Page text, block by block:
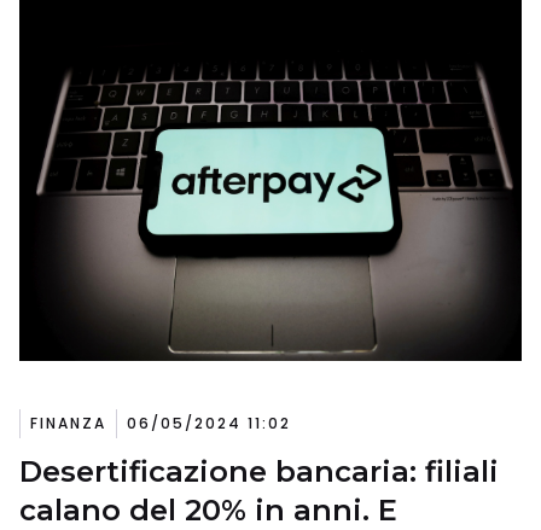
FINANZA 06/05/2024 11:02
Desertificazione bancaria: filiali
calano del 20% in anni. E